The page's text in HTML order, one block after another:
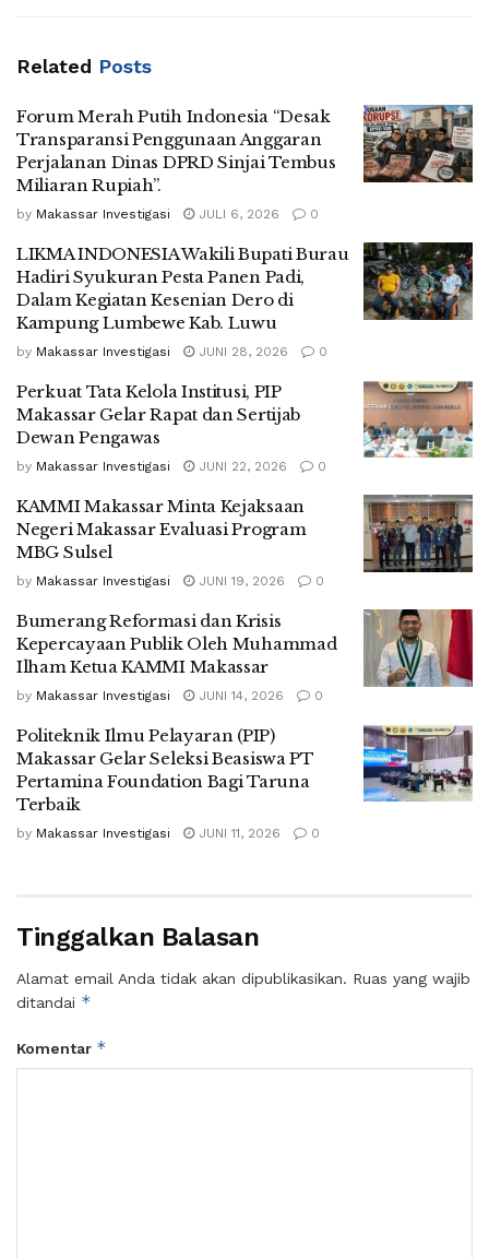
Related Posts
Forum Merah Putih Indonesia “Desak
Transparansi Penggunaan Anggaran
Perjalanan Dinas DPRD Sinjai Tembus
Miliaran Rupiah”.
by Makassar Investigasi JULI 6, 2026 0
LIKMA INDONESIA Wakili Bupati Burau
Hadiri Syukuran Pesta Panen Padi,
Dalam Kegiatan Kesenian Dero di
Kampung Lumbewe Kab. Luwu
by Makassar Investigasi JUNI 28, 2026 0
Perkuat Tata Kelola Institusi, PIP
Makassar Gelar Rapat dan Sertijab
Dewan Pengawas
by Makassar Investigasi JUNI 22, 2026 0
KAMMI Makassar Minta Kejaksaan
Negeri Makassar Evaluasi Program
MBG Sulsel
by Makassar Investigasi JUNI 19, 2026 0
Bumerang Reformasi dan Krisis
Kepercayaan Publik Oleh Muhammad
Ilham Ketua KAMMI Makassar
by Makassar Investigasi JUNI 14, 2026 0
Politeknik Ilmu Pelayaran (PIP)
Makassar Gelar Seleksi Beasiswa PT
Pertamina Foundation Bagi Taruna
Terbaik
by Makassar Investigasi JUNI 11, 2026 0
Tinggalkan Balasan
Alamat email Anda tidak akan dipublikasikan. Ruas yang wajib
ditandai *
Komentar *